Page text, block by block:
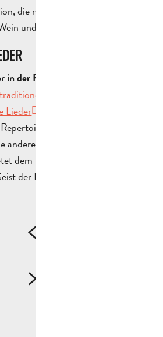
die mit einem gemütlichen
und heißer Schokolade endet.
der Provence
traditionelle armenische Lieder
Lieder
in Cadolive… Jede
aber immer herzliche
dem Publikum ein musikalisches
der Festtage.